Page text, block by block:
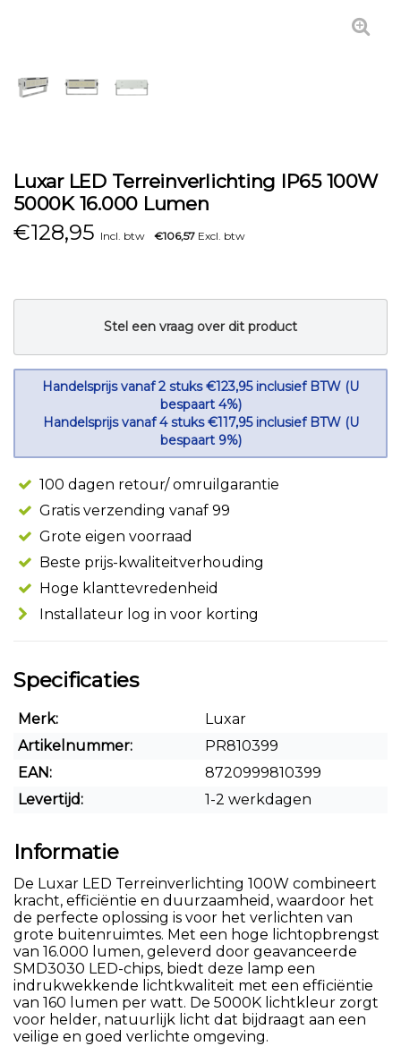
Luxar LED Terreinverlichting IP65 100W
5000K 16.000 Lumen
€128,95 Incl. btw €106,57 Excl. btw
Stel een vraag over dit product
Handelsprijs vanaf 2 stuks €123,95 inclusief BTW (U
bespaart 4%)
Handelsprijs vanaf 4 stuks €117,95 inclusief BTW (U
bespaart 9%)
100 dagen retour/ omruilgarantie
Gratis verzending vanaf 99
Grote eigen voorraad
Beste prijs-kwaliteitverhouding
Hoge klanttevredenheid
Installateur log in voor korting
Specificaties
Merk:
Luxar
Artikelnummer:
PR810399
EAN:
8720999810399
Levertijd:
1-2 werkdagen
Informatie
De Luxar LED Terreinverlichting 100W combineert
kracht, efficiëntie en duurzaamheid, waardoor het
de perfecte oplossing is voor het verlichten van
grote buitenruimtes. Met een hoge lichtopbrengst
van 16.000 lumen, geleverd door geavanceerde
SMD3030 LED-chips, biedt deze lamp een
indrukwekkende lichtkwaliteit met een efficiëntie
van 160 lumen per watt. De 5000K lichtkleur zorgt
voor helder, natuurlijk licht dat bijdraagt aan een
veilige en goed verlichte omgeving.